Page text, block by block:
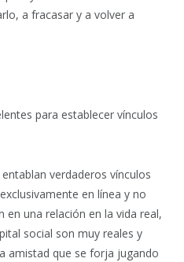
a fracasar y a volver a
para establecer vínculos
verdaderos vínculos
en línea y no
en una relación en la vida real,
social son muy reales y
amistad que se forja jugando